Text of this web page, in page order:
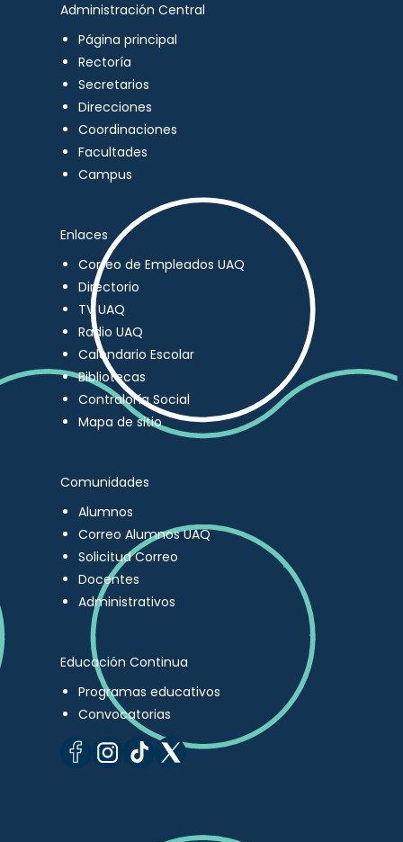
Administración Central
Página principal
Rectoría
Secretarios
Direcciones
Coordinaciones
Facultades
Campus
Enlaces
Correo de Empleados UAQ
Directorio
TV UAQ
Radio UAQ
Calendario Escolar
Bibliotecas
Contraloría Social
Mapa de sitio
Comunidades
Alumnos
Correo Alumnos UAQ
Solicitud Correo
Docentes
Administrativos
Educación Continua
Programas educativos
Convocatorias